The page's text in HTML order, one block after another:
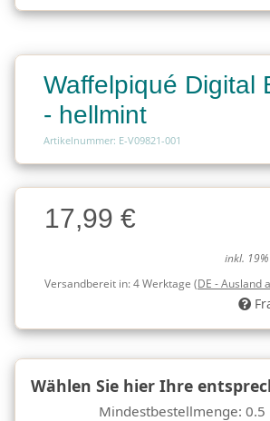
Waffelpiqué Digital
- hellmint
Artikelnummer: E-V09821-001
Charge
Charge17,99 €
inkl. 19%
Versandbereit in:4 Werktage (DE - Ausland
Wählen Sie hier Ihre
Mindestbestellmenge: 0.5